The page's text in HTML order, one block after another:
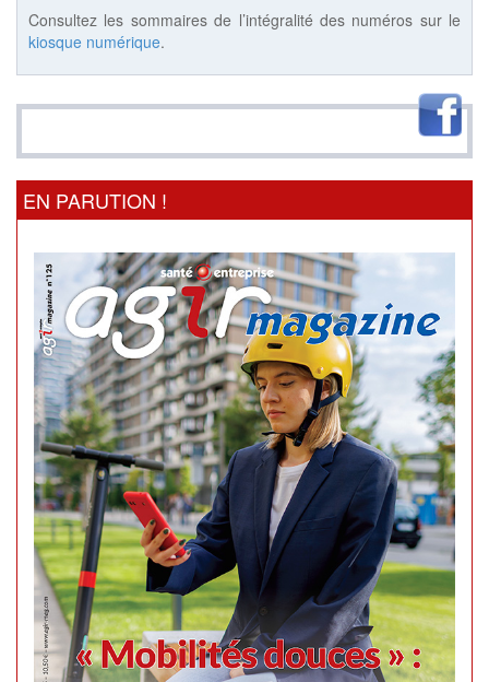
Consultez les sommaires de l’intégralité des numéros sur le
kiosque numérique.
EN PARUTION !